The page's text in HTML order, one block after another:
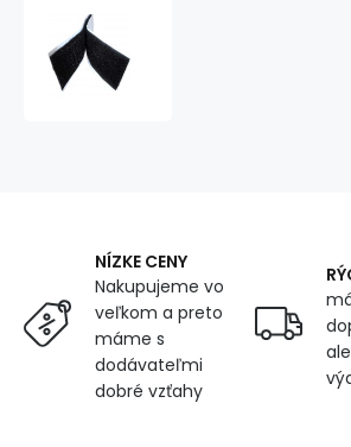
šírka
50
mm
NÍZKE CENY
Nakupujeme vo
veľkom a preto
máme s
dodávateľmi
dobré vzťahy